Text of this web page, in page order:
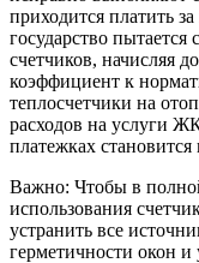
приходится платить
государство
счетчиков, начисляя
коэффициент к
теплосчетчики на
расходов на услуги
платежках
Важно: Чтобы в
использования
устранить все
герметичности окон и